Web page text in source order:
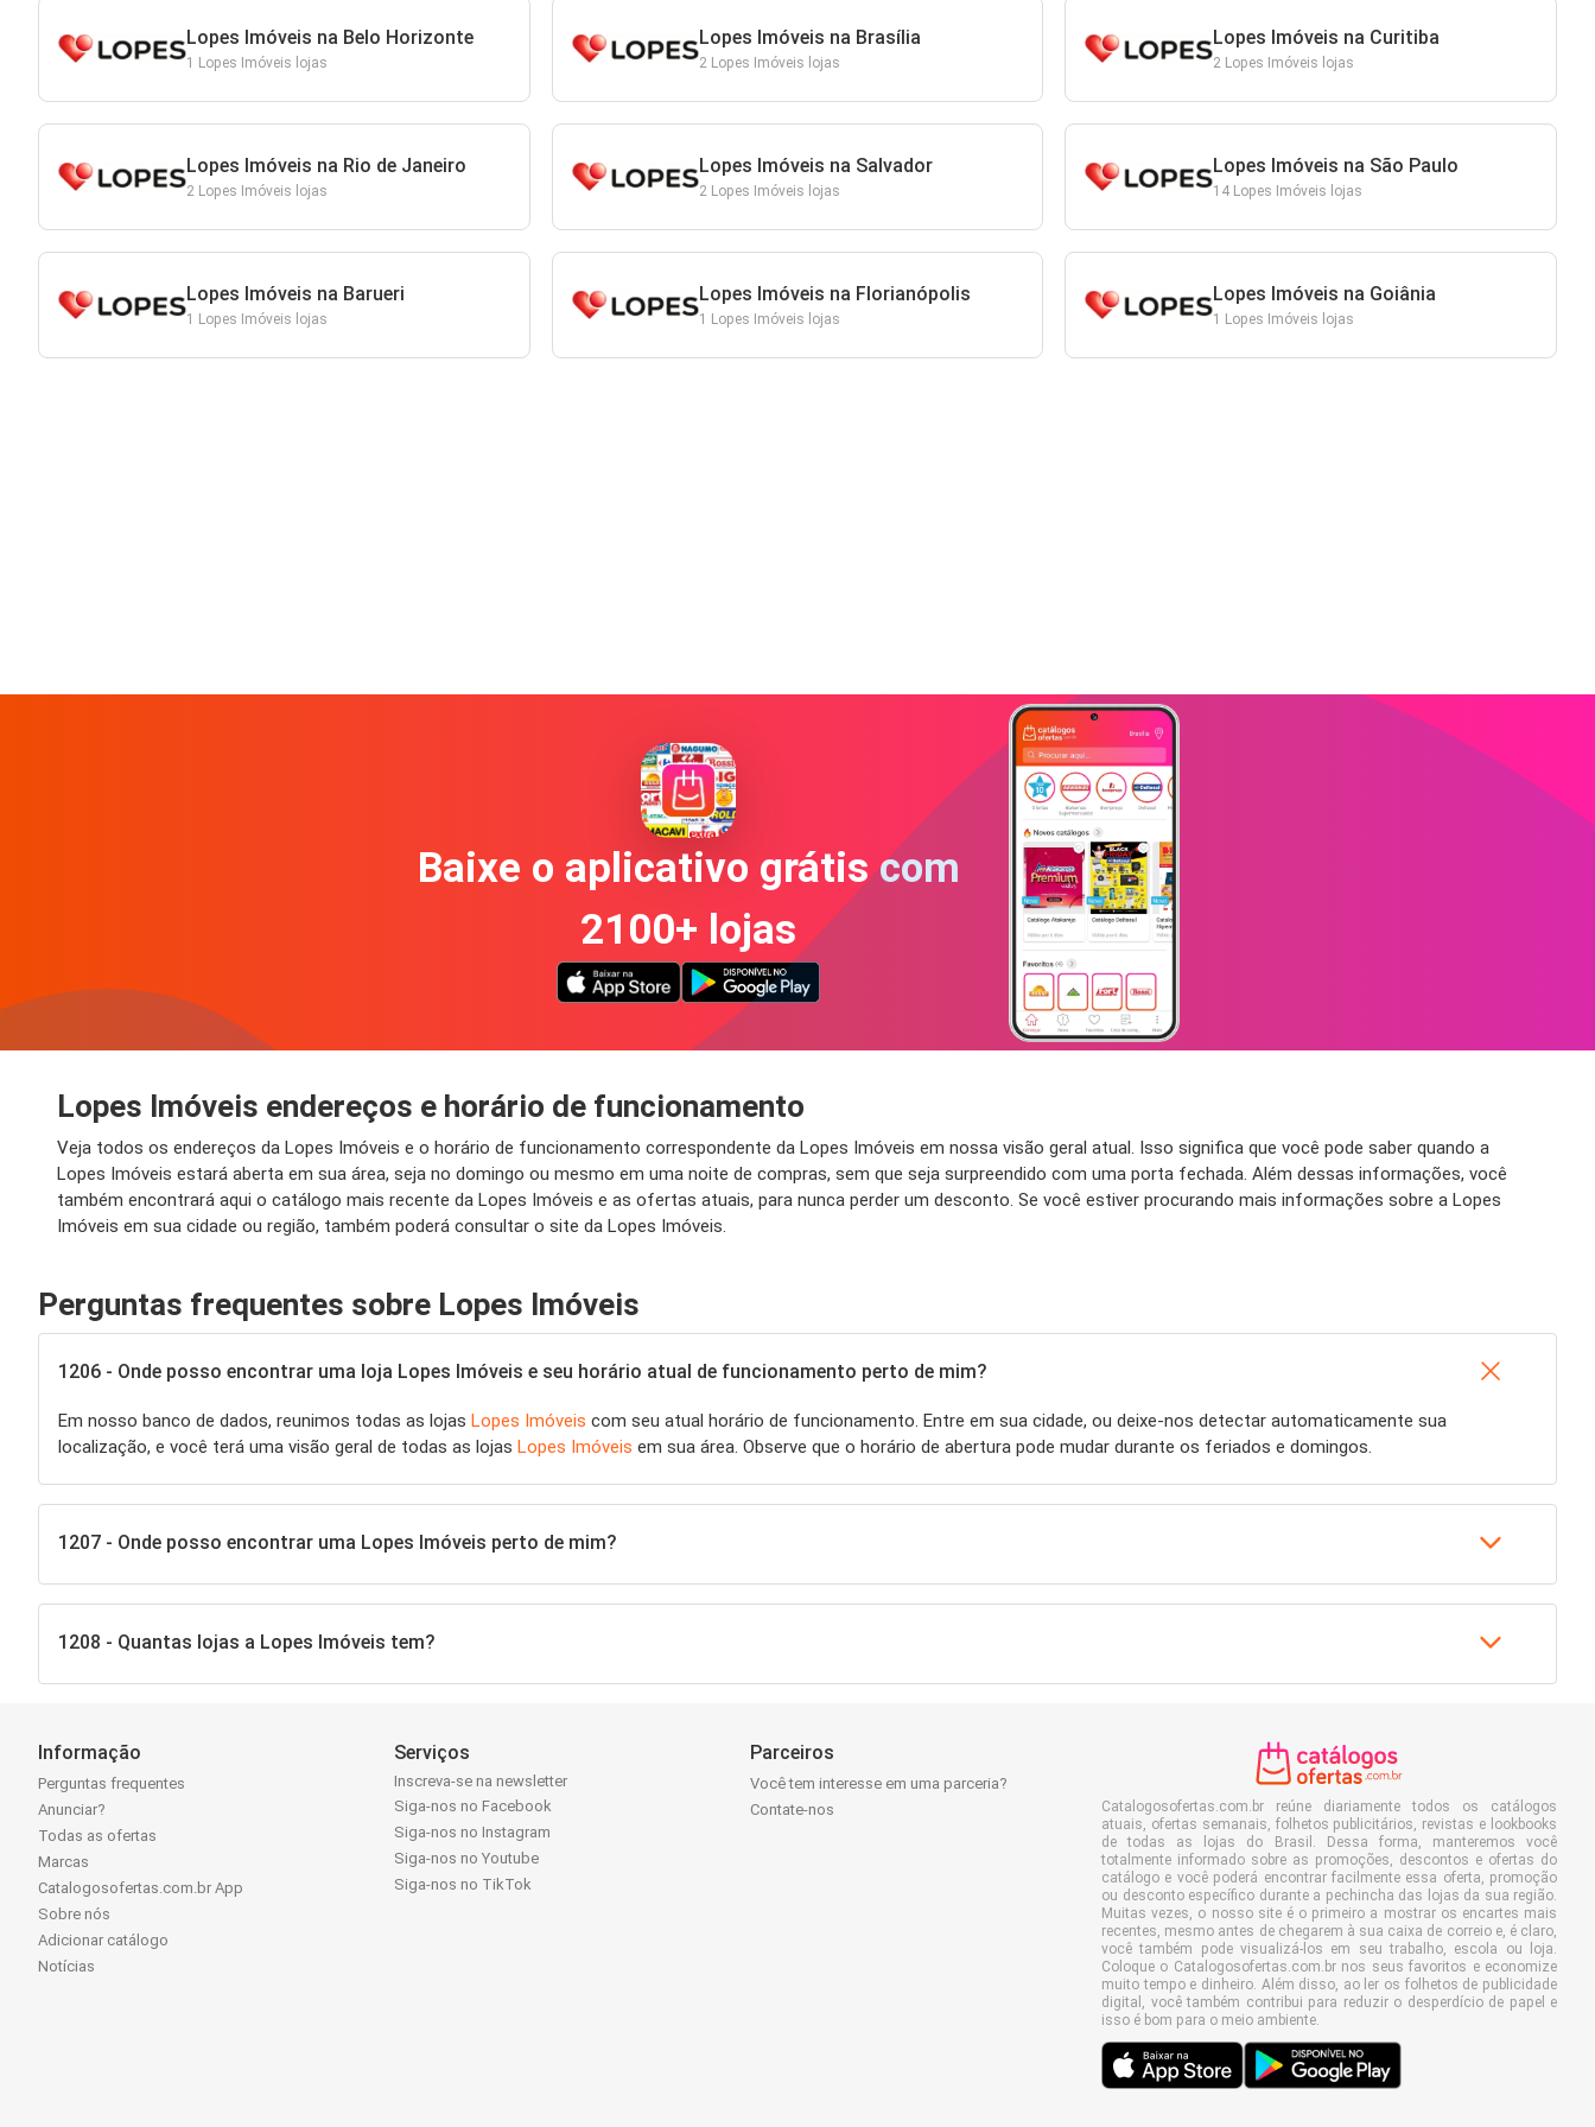
Lopes Imóveis na Belo Horizonte
1 Lopes Imóveis lojas
Lopes Imóveis na Brasília
2 Lopes Imóveis lojas
Lopes Imóveis na Curitiba
2 Lopes Imóveis lojas
Lopes Imóveis na Rio de Janeiro
2 Lopes Imóveis lojas
Lopes Imóveis na Salvador
2 Lopes Imóveis lojas
Lopes Imóveis na São Paulo
14 Lopes Imóveis lojas
Lopes Imóveis na Barueri
1 Lopes Imóveis lojas
Lopes Imóveis na Florianópolis
1 Lopes Imóveis lojas
Lopes Imóveis na Goiânia
1 Lopes Imóveis lojas
Baixe o aplicativo grátis com
2100+ lojas
Lopes Imóveis endereços e horário de funcionamento
Veja todos os endereços da Lopes Imóveis e o horário de funcionamento correspondente da Lopes Imóveis em nossa visão geral atual. Isso significa que você pode saber quando a
Lopes Imóveis estará aberta em sua área, seja no domingo ou mesmo em uma noite de compras, sem que seja surpreendido com uma porta fechada. Além dessas informações, você
também encontrará aqui o catálogo mais recente da Lopes Imóveis e as ofertas atuais, para nunca perder um desconto. Se você estiver procurando mais informações sobre a Lopes
Imóveis em sua cidade ou região, também poderá consultar o site da Lopes Imóveis.
Perguntas frequentes sobre Lopes Imóveis
1206 - Onde posso encontrar uma loja Lopes Imóveis e seu horário atual de funcionamento perto de mim?
Em nosso banco de dados, reunimos todas as lojas Lopes Imóveis com seu atual horário de funcionamento. Entre em sua cidade, ou deixe-nos detectar automaticamente sua
localização, e você terá uma visão geral de todas as lojas Lopes Imóveis em sua área. Observe que o horário de abertura pode mudar durante os feriados e domingos.
1207 - Onde posso encontrar uma Lopes Imóveis perto de mim?
1208 - Quantas lojas a Lopes Imóveis tem?
Informação
Perguntas frequentes
Anunciar?
Todas as ofertas
Marcas
Catalogosofertas.com.br App
Sobre nós
Adicionar catálogo
Notícias
Serviços
Inscreva-se na newsletter
Siga-nos no Facebook
Siga-nos no Instagram
Siga-nos no Youtube
Siga-nos no TikTok
Parceiros
Você tem interesse em uma parceria?
Contate-nos
Catalogosofertas.com.br reúne diariamente todos os catálogos
atuais, ofertas semanais, folhetos publicitários, revistas e lookbooks
de todas as lojas do Brasil. Dessa forma, manteremos você
totalmente informado sobre as promoções, descontos e ofertas do
catálogo e você poderá encontrar facilmente essa oferta, promoção
ou desconto específico durante a pechincha das lojas da sua região.
Muitas vezes, o nosso site é o primeiro a mostrar os encartes mais
recentes, mesmo antes de chegarem à sua caixa de correio e, é claro,
você também pode visualizá-los em seu trabalho, escola ou loja.
Coloque o Catalogosofertas.com.br nos seus favoritos e economize
muito tempo e dinheiro. Além disso, ao ler os folhetos de publicidade
digital, você também contribui para reduzir o desperdício de papel e
isso é bom para o meio ambiente.